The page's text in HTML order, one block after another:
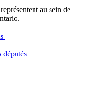
au sein de
députés